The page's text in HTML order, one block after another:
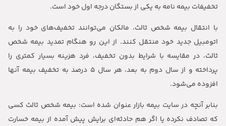
تخفیفات بیمه نامه به یکی از بستگان درجه اول خود است.
با انتقال بیمه شخص ثالث، مالکان می‌توانند تخفیف‌های‌ خود را به
اتومبیل جدید خود منتقل کنند. از این رو هنگام تمدید بیمه شخص
ثالث، در مقایسه با شرایط بدون تخفیف، فرد هزینه بسیار کمتری را
پرداخته و از سال دوم به بعد، هر سال ۵ درصد به تخفیف بیمه آنها
افزوده می‌شود.
بنابر آنچه در سایت بیمه بازار عنوان شده است: بیمه شخص ثالث کسی
که تصادف نکرده یا اگر هم حادثه‌ای برایش پیش آمده از بیمه خسارت